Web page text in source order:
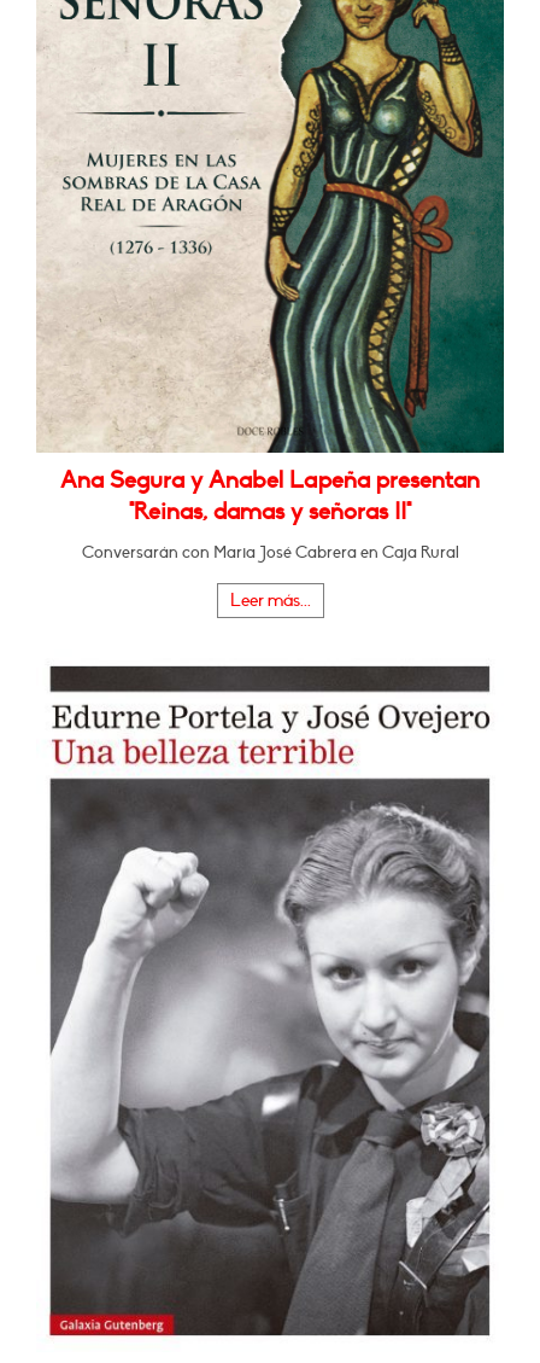
Ana Segura y Anabel Lapeña presentan
"Reinas, damas y señoras II"
Conversarán con Maria José Cabrera en Caja Rural
Leer más...